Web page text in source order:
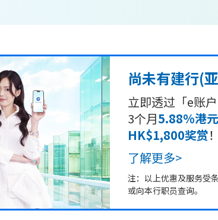
尚未有建行(
立即透过「e账
3个月5.88%港
HK$1,800奖赏！
了解更多>
注：以上优惠及服务受
或向本行职员查询。